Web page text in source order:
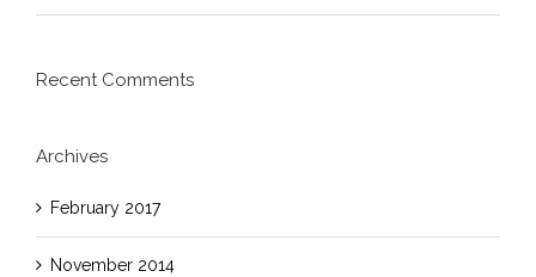
Recent Comments
Archives
February 2017
November 2014